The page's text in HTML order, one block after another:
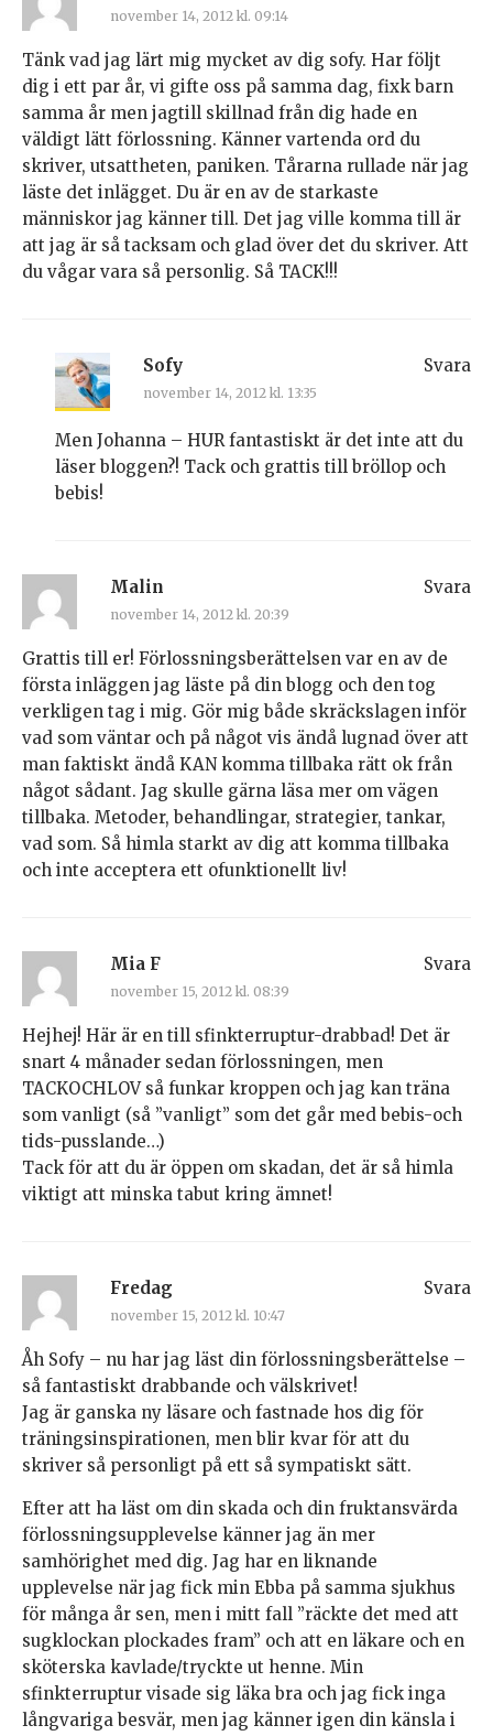
november 14, 2012 kl. 09:14
Tänk vad jag lärt mig mycket av dig sofy. Har följt
dig i ett par år, vi gifte oss på samma dag, fixk barn
samma år men jagtill skillnad från dig hade en
väldigt lätt förlossning. Känner vartenda ord du
skriver, utsattheten, paniken. Tårarna rullade när jag
läste det inlägget. Du är en av de starkaste
människor jag känner till. Det jag ville komma till är
att jag är så tacksam och glad över det du skriver. Att
du vågar vara så personlig. Så TACK!!!
Sofy
november 14, 2012 kl. 13:35
Men Johanna – HUR fantastiskt är det inte att du
läser bloggen?! Tack och grattis till bröllop och
bebis!
Svara
Malin
november 14, 2012 kl. 20:39
Grattis till er! Förlossningsberättelsen var en av de
första inläggen jag läste på din blogg och den tog
verkligen tag i mig. Gör mig både skräckslagen inför
vad som väntar och på något vis ändå lugnad över att
man faktiskt ändå KAN komma tillbaka rätt ok från
något sådant. Jag skulle gärna läsa mer om vägen
tillbaka. Metoder, behandlingar, strategier, tankar,
vad som. Så himla starkt av dig att komma tillbaka
och inte acceptera ett ofunktionellt liv!
Svara
Mia F
november 15, 2012 kl. 08:39
Hejhej! Här är en till sfinkterruptur-drabbad! Det är
snart 4 månader sedan förlossningen, men
TACKOCHLOV så funkar kroppen och jag kan träna
som vanligt (så ”vanligt” som det går med bebis-och
tids-pusslande…)
Tack för att du är öppen om skadan, det är så himla
viktigt att minska tabut kring ämnet!
Svara
Fredag
november 15, 2012 kl. 10:47
Åh Sofy – nu har jag läst din förlossningsberättelse –
så fantastiskt drabbande och välskrivet!
Jag är ganska ny läsare och fastnade hos dig för
träningsinspirationen, men blir kvar för att du
skriver så personligt på ett så sympatiskt sätt.
Efter att ha läst om din skada och din fruktansvärda
förlossningsupplevelse känner jag än mer
samhörighet med dig. Jag har en liknande
upplevelse när jag fick min Ebba på samma sjukhus
för många år sen, men i mitt fall ”räckte det med att
sugklockan plockades fram” och att en läkare och en
sköterska kavlade/tryckte ut henne. Min
sfinkterruptur visade sig läka bra och jag fick inga
långvariga besvär, men jag känner igen din känsla i
Svara